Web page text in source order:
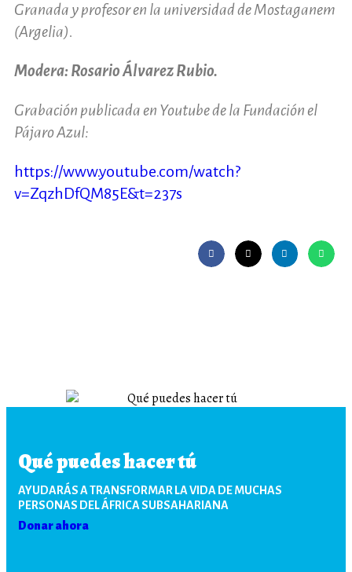
Granada y profesor en la universidad de Mostaganem
(Argelia).
Modera: Rosario Álvarez Rubio.
Grabación publicada en Youtube de la Fundación el
Pájaro Azul:
https://www.youtube.com/watch?
v=ZqzhDfQM85E&t=237s
Qué puedes hacer tú
AYUDARÁS A TRANSFORMAR LA VIDA DE MUCHAS
PERSONAS DEL ÁFRICA SUBSAHARIANA
Donar ahora